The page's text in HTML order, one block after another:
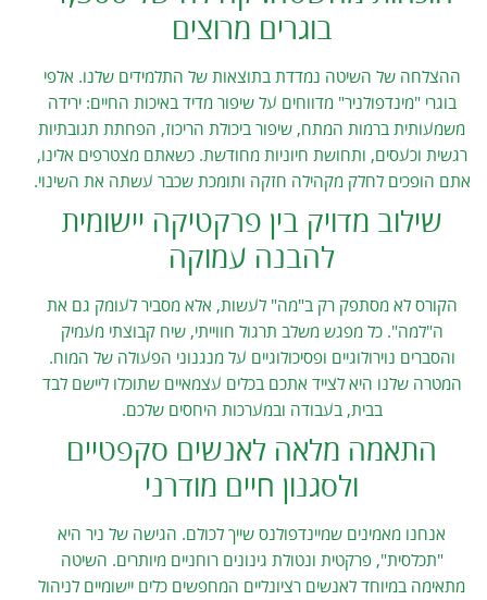
בוגרים מרוצים
ההצלחה של השיטה נמדדת בתוצאות של התלמידים שלנו. אלפי
בוגרי "מינדפולניר" מדווחים על שיפור מדיד באיכות החיים: ירידה
משמעותית ברמות המתח, שיפור ביכולת הריכוז, הפחתת תגובתיות
רגשית וכעסים, ותחושת חיוניות מחודשת. כשאתם מצטרפים אלינו,
אתם הופכים לחלק מקהילה חזקה ותומכת שכבר עשתה את השינוי.
שילוב מדויק בין פרקטיקה יישומית
להבנה עמוקה
הקורס לא מסתפק רק ב"מה" לעשות, אלא מסביר לעומק גם את
ה"למה". כל מפגש משלב תרגול חווייתי, שיח קבוצתי מעמיק
והסברים נוירולוגיים ופסיכולוגיים על מנגנוני הפעולה של המוח.
המטרה שלנו היא לצייד אתכם בכלים עצמאיים שתוכלו ליישם לבד
בבית, בעבודה ובמערכות היחסים שלכם.
התאמה מלאה לאנשים סקפטיים
ולסגנון חיים מודרני
אנחנו מאמינים שמיינדפולנס שייך לכולם. הגישה של ניר היא
"תכלסית", פרקטית ונטולת גינונים רוחניים מיותרים. השיטה
מתאימה במיוחד לאנשים רציונליים המחפשים כלים יישומיים לניהול